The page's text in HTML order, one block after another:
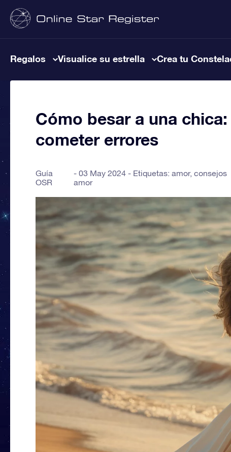
Regalos Visualice su estrella Crea tu
Cómo besar a una
cometer errores
Guía
OSR
03 May 2024 - Etiquetas:amor,consejos
amor